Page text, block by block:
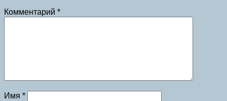
Комментарий *
Имя *